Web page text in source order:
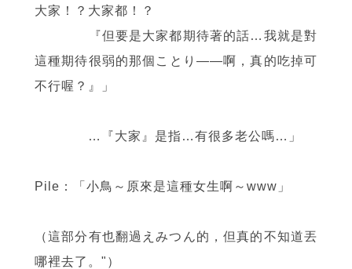
大家！？大家都！？
『但要是大家都期待著的話…我就是對
這種期待很弱的那個ことり ——啊，真的吃掉可
不行喔？』」
…『大家』是指…有很多老公嗎…」
Pile：「小鳥～原來是這種女生啊～www」
（這部分有也翻過えみつん的，但真的不知道丟
哪裡去了。"）